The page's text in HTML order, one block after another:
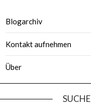
Blogarchiv
Kontakt aufnehmen
Über
SUCHE